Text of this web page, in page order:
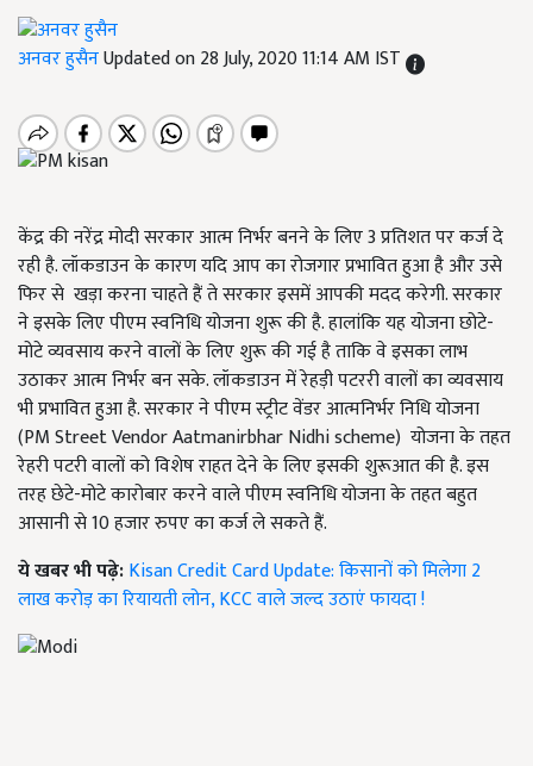
अनवर हुसैनUpdated on 28 July, 2020 11:14 AM IST
केंद्र की नरेंद्र मोदी सरकार आत्म निर्भर बनने के लिए 3 प्रतिशत पर कर्ज दे
रही है. लॉकडाउन के कारण यदि आप का रोजगार प्रभावित हुआ है और उसे
फिर से खड़ा करना चाहते हैं ते सरकार इसमें आपकी मदद करेगी. सरकार
ने इसके लिए पीएम स्वनिधि योजना शुरू की है. हालांकि यह योजना छोटे-
मोटे व्यवसाय करने वालों के लिए शुरू की गई है ताकि वे इसका लाभ
उठाकर आत्म निर्भर बन सके. लॉकडाउन में रेहड़ी पटररी वालों का व्यवसाय
भी प्रभावित हुआ है. सरकार ने पीएम स्ट्रीट वेंडर आत्मनिर्भर निधि योजना
(PM Street Vendor Aatmanirbhar Nidhi scheme) योजना के तहत
रेहरी पटरी वालों को विशेष राहत देने के लिए इसकी शुरूआत की है. इस
तरह छेटे-मोटे कारोबार करने वाले पीएम स्वनिधि योजना के तहत बहुत
आसानी से 10 हजार रुपए का कर्ज ले सकते हैं.
ये खबर भी पढ़े:Kisan Credit Card Update: किसानों को मिलेगा 2
लाख करोड़ का रियायती लोन, KCC वाले जल्द उठाएं फायदा !